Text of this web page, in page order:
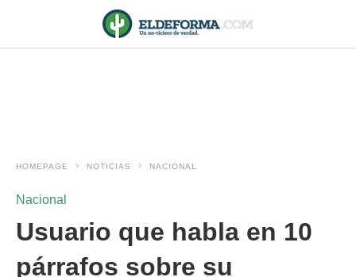
HOMEPAGE NOTICIAS NACIONAL
Nacional
Usuario que habla en 10
párrafos sobre su